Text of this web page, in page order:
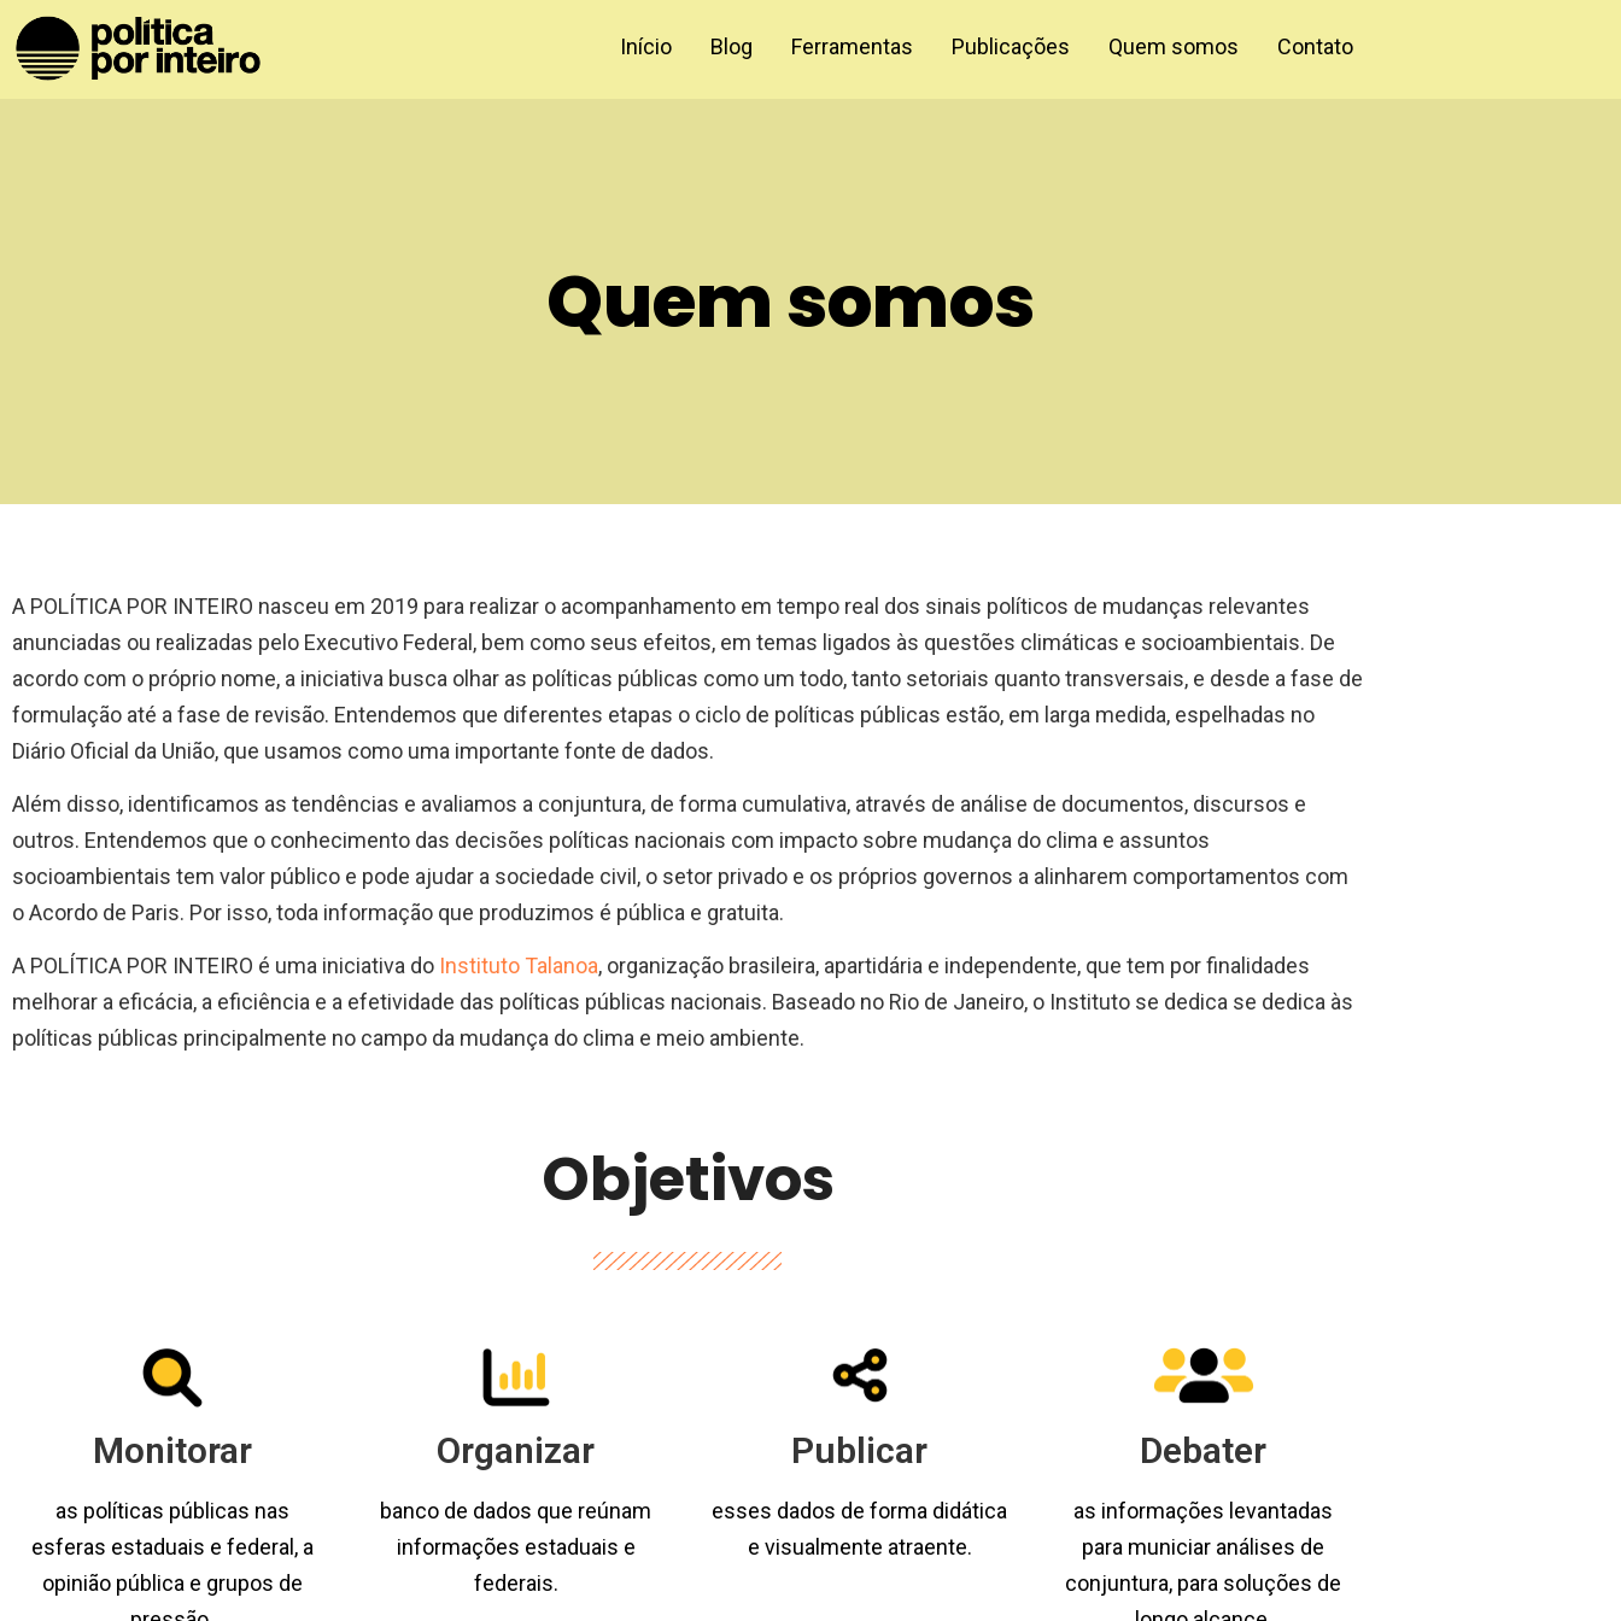
Início Blog Ferramentas Publicações Quem somos Contato
Quem somos
A POLÍTICA POR INTEIRO nasceu em 2019 para realizar o acompanhamento em tempo real dos sinais políticos de mudanças relevantes
anunciadas ou realizadas pelo Executivo Federal, bem como seus efeitos, em temas ligados às questões climáticas e socioambientais. De
acordo com o próprio nome, a iniciativa busca olhar as políticas públicas como um todo, tanto setoriais quanto transversais, e desde a fase de
formulação até a fase de revisão. Entendemos que diferentes etapas o ciclo de políticas públicas estão, em larga medida, espelhadas no
Diário Oficial da União, que usamos como uma importante fonte de dados.
Além disso, identificamos as tendências e avaliamos a conjuntura, de forma cumulativa, através de análise de documentos, discursos e
outros. Entendemos que o conhecimento das decisões políticas nacionais com impacto sobre mudança do clima e assuntos
socioambientais tem valor público e pode ajudar a sociedade civil, o setor privado e os próprios governos a alinharem comportamentos com
o Acordo de Paris. Por isso, toda informação que produzimos é pública e gratuita.
A POLÍTICA POR INTEIRO é uma iniciativa do Instituto Talanoa, organização brasileira, apartidária e independente, que tem por finalidades
melhorar a eficácia, a eficiência e a efetividade das políticas públicas nacionais. Baseado no Rio de Janeiro, o Instituto se dedica se dedica às
políticas públicas principalmente no campo da mudança do clima e meio ambiente.
Objetivos
Monitorar
as políticas públicas nas
esferas estaduais e federal, a
opinião pública e grupos de
Organizar
banco de dados que reúnam
informações estaduais e
federais.
Publicar
esses dados de forma didática
e visualmente atraente.
Debater
as informações levantadas
para municiar análises de
conjuntura, para soluções de